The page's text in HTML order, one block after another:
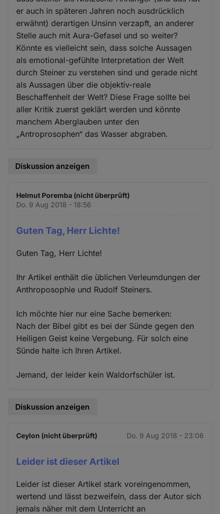
er auch in späteren Jahren noch ausdrücklich
erwähnt) derartigen Unsinn verzapft, an anderer
Stelle auch mit Aura-Gefasel und so weiter?
Könnte es vielleicht sein, dass solche Aussagen
als emotional-gefühlte Interpretation der Welt
durch Steiner zu verstehen sind und gerade nicht
als Aussagen über die objektiv-reale
Beschaffenheit der Welt? Diese Frage sollte bei
aller Kritik zuerst geklärt werden und könnte
manchem Aberglauben unter den
„Antroprosophen“ das Wasser abgraben.
Diskussion anzeigen
Helmut Poremba (nicht überprüft)
Do. 9 Aug 2018 - 18:56
Guten Tag, Herr Lichte!
Guten Tag, Herr Lichte!
Ihr Artikel enthält die üblichen Verleumdungen der
Anthroposophie und Rudolf Steiners.
Ich möchte hier nur eine Sache bemerken:
Nach der Bibel gibt es bei der Sünde gegen den
Heiligen Geist keine Vergebung. Für solch eine
Sünde halte ich Ihren Artikel.
Jemand, der leider kein Waldorfschüler ist.
Diskussion anzeigen
Ceylon (nicht überprüft) Do. 9 Aug 2018 - 23:06
Leider ist dieser Artikel
Leider ist dieser Artikel stark voreingenommen,
wertend und lässt bezweifeln, dass der Autor sich
jemals näher mit dem Unterricht an